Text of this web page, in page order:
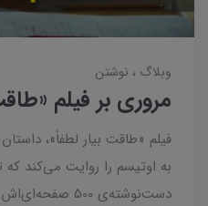
وبلاگ نوشتن
مروری بر فیلم
فیلم «طاقت بیار لطفاً»،
به اوتیسم را روایت می‌کند که
دست‌نوشته‌ی 500